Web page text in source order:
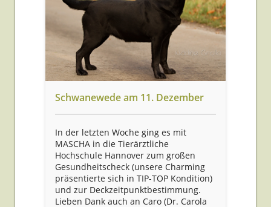
Schwanewede am 11. Dezember
In der letzten Woche ging es mit
MASCHA in die Tierärztliche
Hochschule Hannover zum großen
Gesundheitscheck (unsere Charming
präsentierte sich in TIP-TOP Kondition)
und zur Deckzeitpunktbestimmung.
Lieben Dank auch an Caro (Dr. Carola